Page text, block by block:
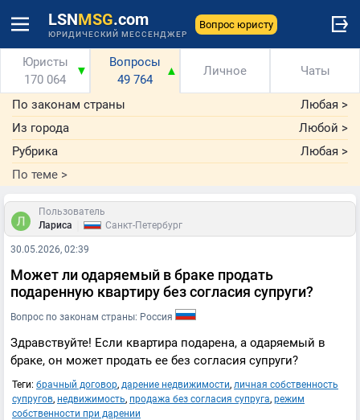
LSNMSG.com
ЮРИДИЧЕСКИЙ МЕССЕНДЖЕР
Вопрос юристу
Юристы
170 064
▼
Вопросы
49 764
▲ Личное Чаты
По законам страны Любая >
Из города
Любой >
Рубрика
Любая >
По теме >
Пользователь
Лариса
Санкт-Петербург
30.05.2026, 02:39
Может ли одаряемый в браке продать
подаренную квартиру без согласия супруги?
Вопрос по законам страны: Россия
Здравствуйте! Если квартира подарена, а одаряемый в
браке, он может продать ее без согласия супруги?
Теги: брачный договор, дарение недвижимости, личная собственность
супругов, недвижимость, продажа без согласия супруга, режим
собственности при дарении